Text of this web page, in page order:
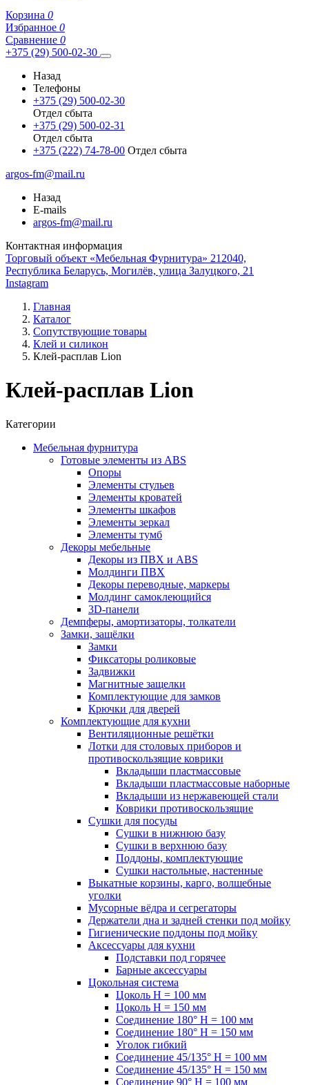
Корзина 0
Избранное 0
Сравнение 0
+375 (29) 500-02-30
Назад
Телефоны
+375 (29) 500-02-30
Отдел сбыта
+375 (29) 500-02-31
Отдел сбыта
+375 (222) 74-78-00 Отдел сбыта
argos-fm@mail.ru
Назад
E-mails
argos-fm@mail.ru
Контактная информация
Торговый объект «Мебельная Фурнитура» 212040,
Республика Беларусь, Могилёв, улица Залуцкого, 21
Instagram
Главная
Каталог
Сопутствующие товары
Клей и силикон
Клей-расплав Lion
Клей-расплав Lion
Категории
Мебельная фурнитура
Готовые элементы из ABS
Опоры
Элементы стульев
Элементы кроватей
Элементы шкафов
Элементы зеркал
Элементы тумб
Декоры мебельные
Декоры из ПВХ и ABS
Молдинги ПВХ
Декоры переводные, маркеры
Молдинг самоклеющийся
3D-панели
Демпферы, амортизаторы, толкатели
Замки, защёлки
Замки
Фиксаторы роликовые
Задвижки
Магнитные защелки
Комплектующие для замков
Крючки для дверей
Комплектующие для кухни
Вентиляционные решётки
Лотки для столовых приборов и
противоскользящие коврики
Вкладыши пластмассовые
Вкладыши пластмассовые наборные
Вкладыши из нержавеющей стали
Коврики противоскользящие
Сушки для посуды
Сушки в нижнюю базу
Сушки в верхнюю базу
Поддоны, комплектующие
Сушки настольные, настенные
Выкатные корзины, карго, волшебные
уголки
Мусорные вёдра и сегрегаторы
Держатели дна и задней стенки под мойку
Гигиенические поддоны под мойку
Аксессуары для кухни
Подставки под горячее
Барные аксессуары
Цокольная система
Цоколь H = 100 мм
Цоколь H = 150 мм
Соединение 180° H = 100 мм
Соединение 180° H = 150 мм
Уголок гибкий
Соединение 45/135° H = 100 мм
Соединение 45/135° H = 150 мм
Соединение 90° H = 100 мм